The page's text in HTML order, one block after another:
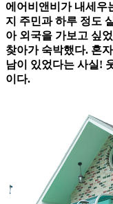
에어비앤비가 내세우
지 주민과 하루 정도
아 외국을 가보고 싶
찾아가 숙박했다. 혼
남이 있었다는 사실!
이다.